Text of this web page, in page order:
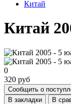
Китай
Китай
0
320 руб
Сообщить о
В закладки
В